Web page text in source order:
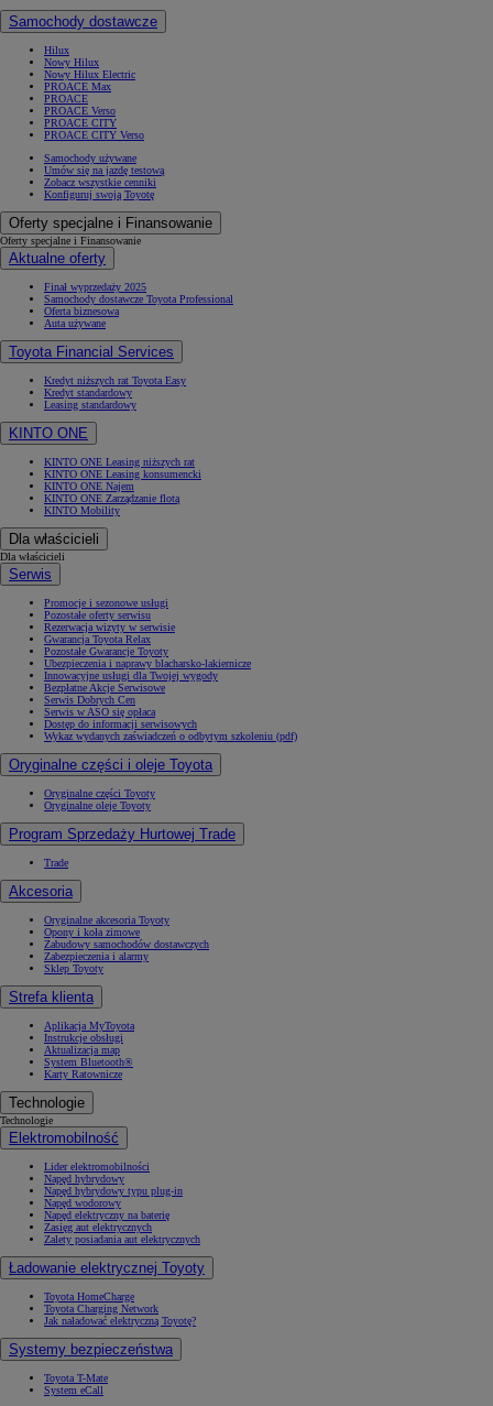
Samochody dostawcze
Hilux
Nowy Hilux
Nowy Hilux Electric
PROACE Max
PROACE
PROACE Verso
PROACE CITY
PROACE CITY Verso
Samochody używane
Umów się na jazdę testową
Zobacz wszystkie cenniki
Konfiguruj swoją Toyotę
Oferty specjalne i Finansowanie
Oferty specjalne i Finansowanie
Aktualne oferty
Finał wyprzedaży 2025
Samochody dostawcze Toyota Professional
Oferta biznesowa
Auta używane
Toyota Financial Services
Kredyt niższych rat Toyota Easy
Kredyt standardowy
Leasing standardowy
KINTO ONE
KINTO ONE Leasing niższych rat
KINTO ONE Leasing konsumencki
KINTO ONE Najem
KINTO ONE Zarządzanie flotą
KINTO Mobility
Dla właścicieli
Dla właścicieli
Serwis
Promocje i sezonowe usługi
Pozostałe oferty serwisu
Rezerwacja wizyty w serwisie
Gwarancja Toyota Relax
Pozostałe Gwarancje Toyoty
Ubezpieczenia i naprawy blacharsko-lakiernicze
Innowacyjne usługi dla Twojej wygody
Bezpłatne Akcje Serwisowe
Serwis Dobrych Cen
Serwis w ASO się opłaca
Dostęp do informacji serwisowych
Wykaz wydanych zaświadczeń o odbytym szkoleniu (pdf)
Oryginalne części i oleje Toyota
Oryginalne części Toyoty
Oryginalne oleje Toyoty
Program Sprzedaży Hurtowej Trade
Trade
Akcesoria
Oryginalne akcesoria Toyoty
Opony i koła zimowe
Zabudowy samochodów dostawczych
Zabezpieczenia i alarmy
Sklep Toyoty
Strefa klienta
Aplikacja MyToyota
Instrukcje obsługi
Aktualizacja map
System Bluetooth®
Karty Ratownicze
Technologie
Technologie
Elektromobilność
Lider elektromobilności
Napęd hybrydowy
Napęd hybrydowy typu plug-in
Napęd wodorowy
Napęd elektryczny na baterię
Zasięg aut elektrycznych
Zalety posiadania aut elektrycznych
Ładowanie elektrycznej Toyoty
Toyota HomeCharge
Toyota Charging Network
Jak naładować elektryczną Toyotę?
Systemy bezpieczeństwa
Toyota T-Mate
System eCall